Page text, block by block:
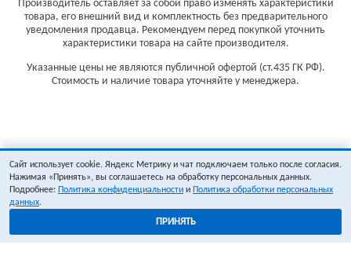
Производитель оставляет за собой право изменять характеристики
товара, его внешний вид и комплектность без предварительного
уведомления продавца. Рекомендуем перед покупкой уточнить
характеристики товара на сайте производителя.
Указанные цены не являются публичной офертой (ст.435 ГК РФ).
Стоимость и наличие товара уточняйте у менеджера.
Сайт использует cookie. Яндекс Метрику и чат подключаем только после согласия.
Нажимая «Принять», вы соглашаетесь на обработку персональных данных.
Подробнее: Политика конфиденциальности и Политика обработки персональных
данных.
ПРИНЯТЬ